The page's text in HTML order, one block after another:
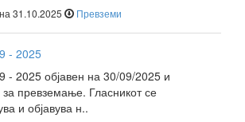
31.10.2025 Превземи
- 2025
- 2025 објавен на 30/09/2025 и
превземање. Гласникот се
и објавува н..